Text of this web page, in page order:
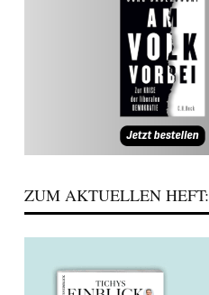
ZUM AKTUELLEN HEFT: